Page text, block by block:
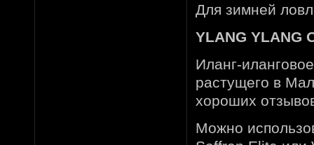
Для зимней
YLANG YLANG
Иланг-
растущего в
хороших
Можно